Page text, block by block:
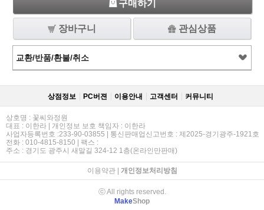
구매하기
장바구니 관심상품
교환/반품/환불/취소
상점정보 PC버젼 이용안내 고객센터 커뮤니티
상호명 : 꽃씨와정원
대표 : 이한라 | 개인정보 보호 책임자 : 이한라
사업자등록번호 :233-90-03855 | 통신판매업신고번호 : 제2025-경기광주-1921호
전화 : 010-4815-8150 | 팩스 :
주소 : 경기도 광주시 새말길 324-12 1층(온라인만판매)
이용약관| 개인정보처리방침
ⓒ All rights reserved.
MakeShop